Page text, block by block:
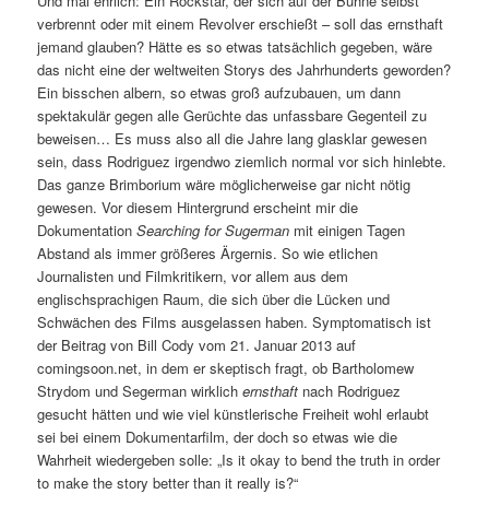
verbrennt oder mit einem Revolver erschießt – soll das ernsthaft
jemand glauben? Hätte es so etwas tatsächlich gegeben, wäre
das nicht eine der weltweiten Storys des Jahrhunderts geworden?
Ein bisschen albern, so etwas groß aufzubauen, um dann
spektakulär gegen alle Gerüchte das unfassbare Gegenteil zu
beweisen… Es muss also all die Jahre lang glasklar gewesen
sein, dass Rodriguez irgendwo ziemlich normal vor sich hinlebte.
Das ganze Brimborium wäre möglicherweise gar nicht nötig
gewesen. Vor diesem Hintergrund erscheint mir die
DokumentationSearching for Sugerman mit einigen Tagen
Abstand als immer größeres Ärgernis. So wie etlichen
Journalisten und Filmkritikern, vor allem aus dem
englischsprachigen Raum, die sich über die Lücken und
Schwächen des Films ausgelassen haben. Symptomatisch ist
der Beitrag von Bill Cody vom 21. Januar 2013 auf
comingsoon.net, in dem er skeptisch fragt, ob Bartholomew
Strydom und Segerman wirklichernsthaft nach Rodriguez
gesucht hätten und wie viel künstlerische Freiheit wohl erlaubt
sei bei einem Dokumentarfilm, der doch so etwas wie die
Wahrheit wiedergeben solle: „Is it okay to bend the truth in order
to make the story better than it really is?“